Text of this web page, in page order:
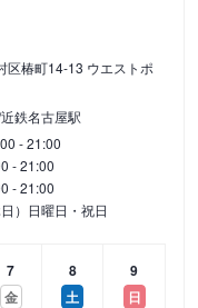
区椿町14-13 ウエストポ
鉄名古屋駅
- 21:00
- 21:00
- 21:00
日）日曜日・祝日
7
金
8
土
9
日